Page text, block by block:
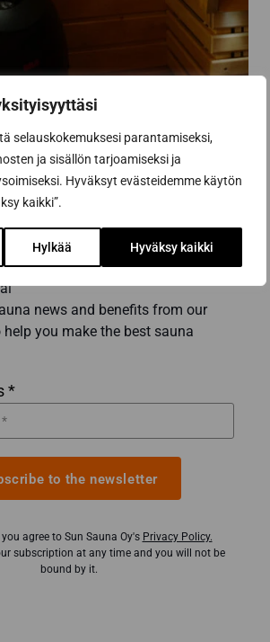
selauskokemuksesi parantamiseksi,
ja sisällön tarjoamiseksi ja
Hyväksyt evästeidemme käytön
kaikki”.
Hylkää Hyväksy kaikki
to the newsletter
tips and tricks for a successful
from a sauna construction
news and benefits from our
help you make the best sauna
*
to the newsletter
agree to Sun Sauna Oy's Privacy Policy.
subscription at any time and you will not be
bound by it.